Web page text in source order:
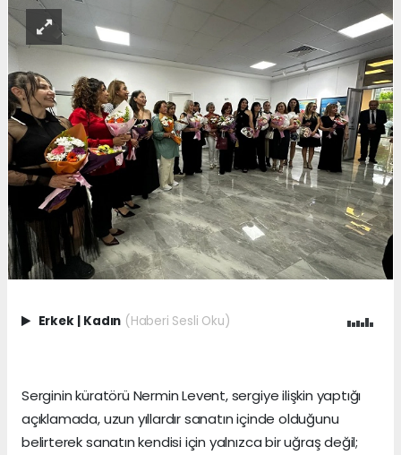
Erkek Kadın (Haberi Sesli Oku)
Serginin küratörü Nermin Levent, sergiye ilişkin yaptığı
açıklamada, uzun yıllardır sanatın içinde olduğunu
belirterek sanatın kendisi için yalnızca bir uğraş değil;